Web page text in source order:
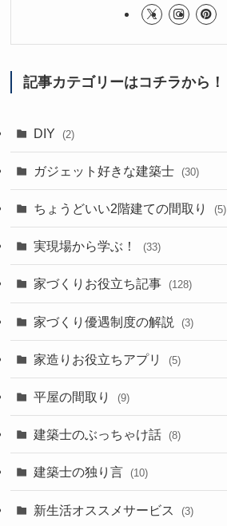
記事カテゴリーはコチラから！
DIY (2)
ガジェット好きな建築士 (30)
ちょうどいい2階建ての間取り (5)
実現場から学ぶ！ (33)
家づくりお役立ち記事 (128)
家づくり優遇制度の解説 (3)
家造りお役立ちアプリ (5)
平屋の間取り (9)
建築士のぶっちゃけ話 (8)
建築士の独り言 (10)
新生活オススメサービス (3)